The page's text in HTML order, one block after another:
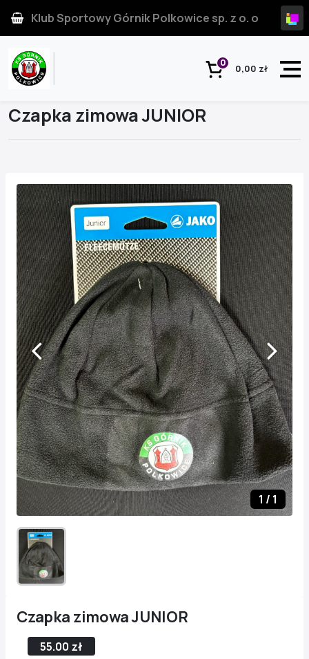
Klub Sportowy Górnik Polkowice sp. z o. o
0 0,00 zł
Czapka zimowa JUNIOR
1 / 1
Czapka zimowa JUNIOR
55.00 zł